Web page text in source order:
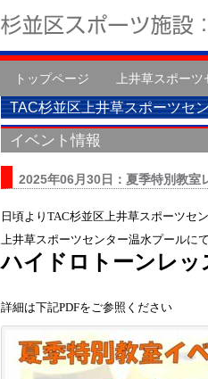
トップページ 上井草スポー
TAC杉並区上井草スポーツセ
イベント情報
2025年06月30日：夏季特別教
日頃よりTAC杉並区上井草スポーツセ
上井草スポーツセンター温水プールに
ハイドロトーンレッ
詳細は下記PDFをご参照ください